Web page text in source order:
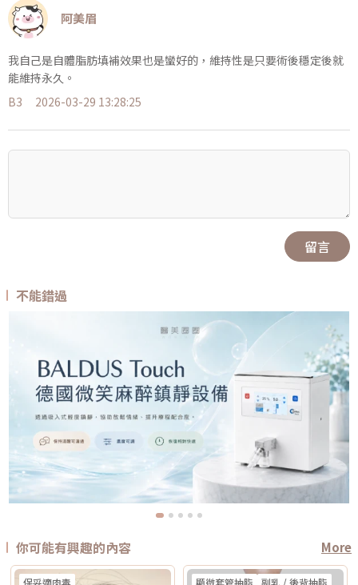
阿美眉
我自己是自體脂肪填補效果也是蠻好的，維持性是只要術後穩定後就
能維持永久。
B3
2026-03-29 13:28:25
留言
不能錯過
你可能有興趣的內容 More
保妥適肉毒 顯微套管抽脂 副乳 / 後背抽脂